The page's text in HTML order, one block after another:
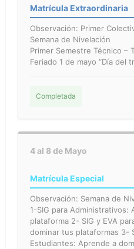
Matrícula Extraordinaria
Observación: Primer
Semana de Nivelación
Primer Semestre Técnico –
Feriado 1 de mayo “Día del
Completada
4 al 8 de Mayo
Matrícula Especial
Observación: Semana de
1-SIG para Administrativos:
plataforma 2- SIG y EVA
dominar tus plataformas 3-
Estudiantes: Aprende a